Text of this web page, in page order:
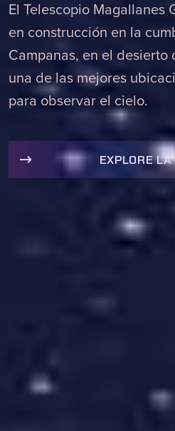
El Telescopio Magallanes
en construcción en la
Campanas, en el desierto
una de las mejores
para observar el cielo.
EXPLORE LA